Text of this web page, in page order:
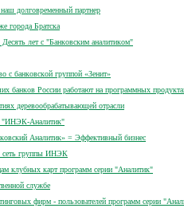
долговременный партнер
города Братска
лет с "Банковским аналитиком"
с банковской группой «Зенит»
банков России работают на программных
деревообрабатывающей отрасли
"ИНЭК-Аналитик"
Аналитик» = Эффективный бизнес
сеть группы ИНЭК
клубных карт программ серии "Аналитик"
службе
фирм - пользователей программ серии